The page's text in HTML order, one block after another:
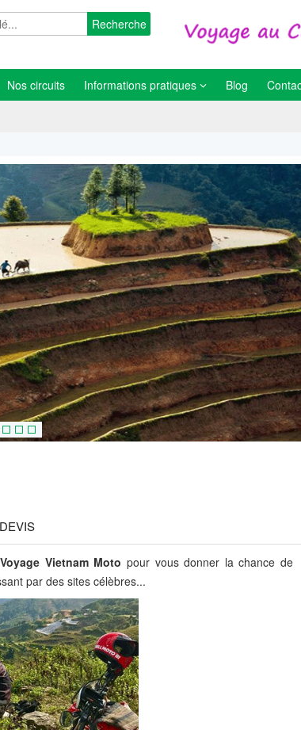
Recherche
Nos circuits Informations pratiques Blog
DEVIS
Voyage Vietnam Moto pour vous donner la chance de
par des sites célèbres...